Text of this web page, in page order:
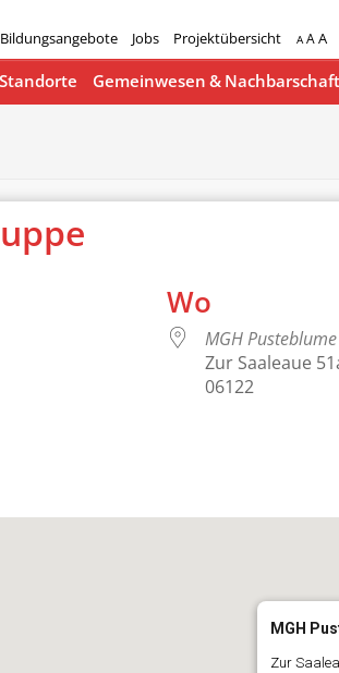
Bildungsangebote Jobs Projektübersicht A AA
Standorte Gemeinwesen & Nachbarschaft
Wo
MGH Pusteblume
Zur Saaleaue
06122
MGH
Zur